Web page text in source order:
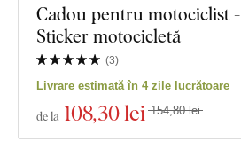
Cadou pentru motociclist -
Sticker motocicletă
(3)
Livrare estimată în 4 zile lucrătoare
de la 108,30 lei 154,80 lei